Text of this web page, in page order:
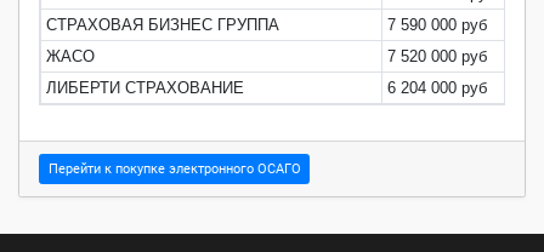
СТРАХОВАЯ БИЗНЕС ГРУППА
7 590 000 руб
ЖАСО
7 520 000 руб
ЛИБЕРТИ СТРАХОВАНИЕ
6 204 000 руб
Перейти к покупке электронного ОСАГО